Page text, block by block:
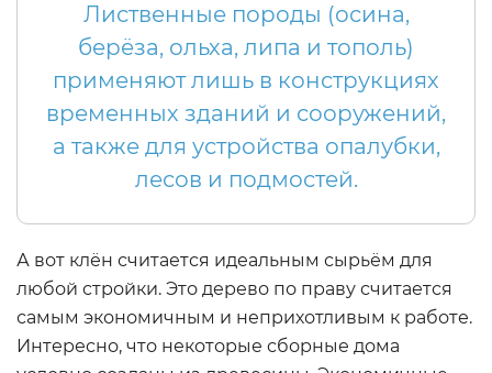
Лиственные породы (осина,
берёза, ольха, липа и тополь)
применяют лишь в конструкциях
временных зданий и сооружений,
а также для устройства опалубки,
лесов и подмостей.
А вот клён считается идеальным сырьём для
любой стройки. Это дерево по праву считается
самым экономичным и неприхотливым к работе.
Интересно, что некоторые сборные дома